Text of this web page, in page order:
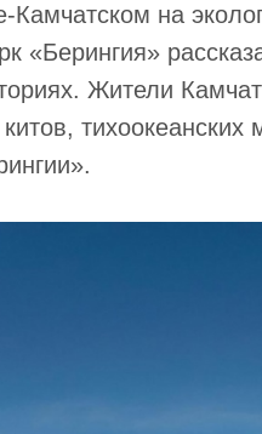
Камчатском на
«Берингия»
Жители